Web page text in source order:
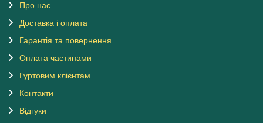
Про нас
Доставка і оплата
Гарантія та повернення
Оплата частинами
Гуртовим клієнтам
Контакти
Відгуки